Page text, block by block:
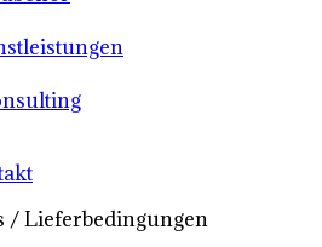
/ Lieferbedingungen